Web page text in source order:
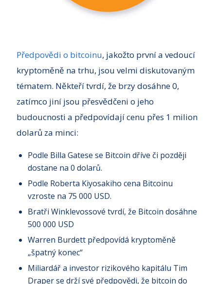
Předpovědi o bitcoinu, jakožto první a vedoucí
kryptoměně na trhu, jsou velmi diskutovaným
tématem. Někteří tvrdí, že brzy dosáhne 0,
zatímco jiní jsou přesvědčeni o jeho
budoucnosti a předpovídají cenu přes 1 milion
dolarů za minci:
Podle Billa Gatese se Bitcoin dříve či později
dostane na 0 dolarů.
Podle Roberta Kiyosakiho cena Bitcoinu
vzroste na 75 000 USD.
Bratři Winklevossové tvrdí, že Bitcoin dosáhne
500 000 USD
Warren Burdett předpovídá kryptoměně
„špatný konec“
Miliardář a investor rizikového kapitálu Tim
Draper se drží své předpovědi, že bitcoin do